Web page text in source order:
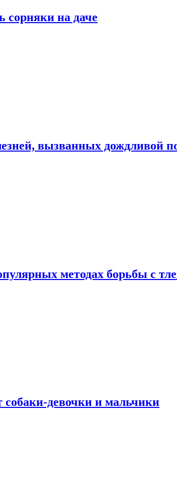
сорняки на даче
вызванных дождливой
методах борьбы с
собаки-девочки и мальчики